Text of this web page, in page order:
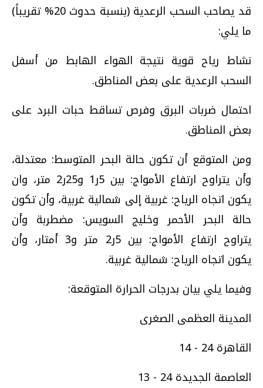
قد يصاحب السحب الرعدية (بنسبة حدوث 20% تقريباً)
ما يلي:
نشاط رياح قوية نتيجة الهواء الهابط من أسفل
السحب الرعدية على بعض المناطق.
احتمال ضربات البرق وفرص تساقط حبات البرد على
بعض المناطق.
ومن المتوقع أن تكون حالة البحر المتوسط: معتدلة،
وأن يتراوح ارتفاع الأمواج: بين 5ر1 و25ر2 متر، وان
يكون اتجاه الرياح: غربية إلى شمالية غربية، وأن تكون
حالة البحر الأحمر وخليج السويس: مضطربة وأن
يتراوح ارتفاع الأمواج: بين 5ر2 متر و3 أمتار، وأن
يكون اتجاه الرياح: شمالية غربية.
وفيما يلي بيان بدرجات الحرارة المتوقعة:
المدينة العظمى الصغرى
القاهرة 24 - 14
العاصمة الجديدة 24 - 13